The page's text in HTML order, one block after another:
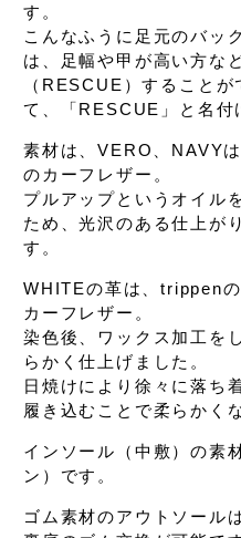
す。
こんなふうに足元のバッ
は、
足幅や甲が高い方な
（RESCUE）することが
て、
「RESCUE」と名付
素材は、VERO、NAVY
のカーフレザー。
プルアップという オイル
ため、光沢のある仕上が
す。
WHITEの革は、trippenの
カーフレザー。
染色後、ワックス加工を
らかく仕上げました。
日焼けにより徐々に落ち
履き込むことで柔らかく
インソール（中敷）の素
ン）です。
ゴム素材のアウトソール